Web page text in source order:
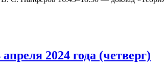
2024 года (четверг)